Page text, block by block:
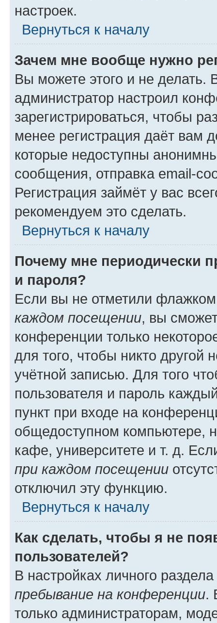
настроек.
Вернуться к началу
Зачем мне вообще нужно
Вы можете этого и не делать.
администратор настроил
зарегистрироваться, чтобы
менее регистрация даёт вам
которые недоступны
сообщения, отправка email-
Регистрация займёт у вас
рекомендуем это сделать.
Вернуться к началу
Почему мне периодически
и пароля?
Если вы не отметили
каждом посещении, вы
конференции только
для того, чтобы никто другой
учётной записью. Для того
пользователя и пароль
пункт при входе на
общедоступном компьютере,
кафе, университете и т. д.
при каждом посещении
отключил эту функцию.
Вернуться к началу
Как сделать, чтобы я не
пользователей?
В настройках личного
пребывание на конференции.
только администраторам,